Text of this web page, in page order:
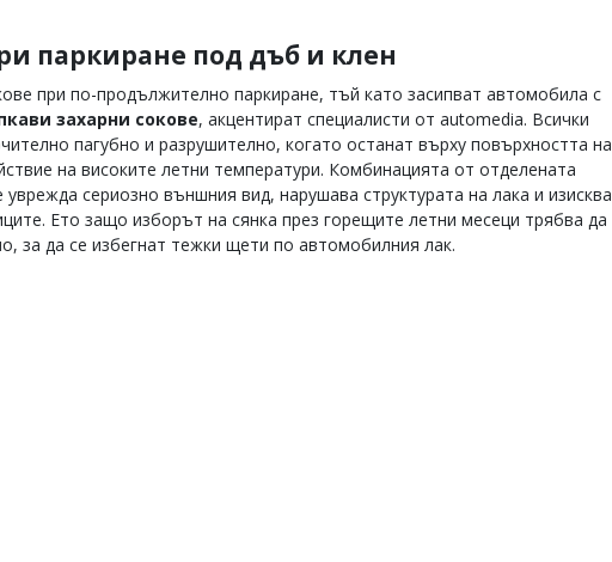
паркиране под дъб и клен
при по-продължително паркиране, тъй като засипват автомобила с
захарни сокове, акцентират специалисти от automedia. Всички
пагубно и разрушително, когато останат върху повърхността на
на високите летни температури. Комбинацията от отделената
сериозно външния вид, нарушава структурата на лака и изисква
Ето защо изборът на сянка през горещите летни месеци трябва да
за да се избегнат тежки щети по автомобилния лак.